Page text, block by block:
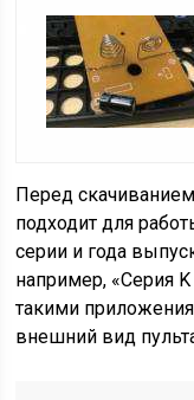
Перед
подходит для
серии и года
например, «Серия
такими
внешний вид